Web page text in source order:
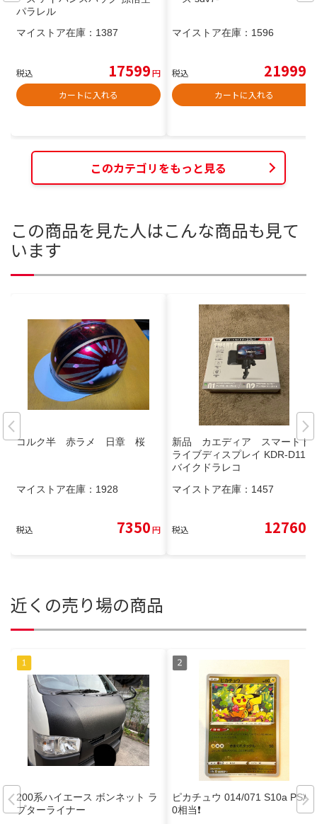
パラレル
マイストア在庫： 1387
税込 17599円
カートに入れる
マイストア在庫： 1596
税込 21999
カートに入れる
このカテゴリをもっと見る
この商品を見た人はこんな商品も見て
います
コルク半 赤ラメ 日章 桜
マイストア在庫： 1928
税込 7350円
新品 カエディア スマートド
ライブディスプレイ KDR-D11
バイクドラレコ
マイストア在庫： 1457
税込 12760
近くの売り場の商品
200系ハイエース ボンネット ラ
プターライナー
ピカチュウ 014/071 S10a PSA1
0相当❗️